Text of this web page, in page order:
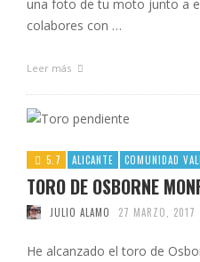
una foto de tu moto junto a
colabores con …
Leer más
5.7 ALICANTE COMUNIDAD
TORO DE OSBORNE
JULIO ALAMO 27 MARZO, 2017
He alcanzado el toro de